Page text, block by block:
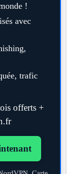
!
avec
trafic
offerts +